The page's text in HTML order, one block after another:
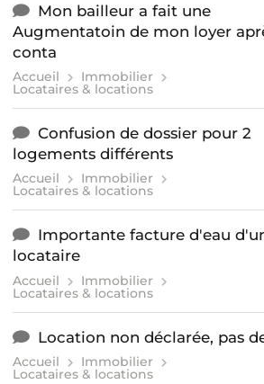
Mon bailleur a fait une
Augmentatoin de mon loyer
conta
Accueil Immobilier
Locataires & locations
Confusion de dossier pour 2
logements différents
Accueil Immobilier
Locataires & locations
Importante facture d'eau
locataire
Accueil Immobilier
Locataires & locations
Location non déclarée, pas
Accueil Immobilier
Locataires & locations